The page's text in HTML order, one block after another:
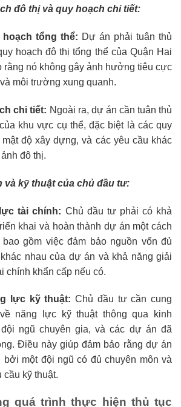
đô thị và quy hoạch chi tiết:
tổng thể: Dự án phải tuân thủ
hoạch đô thị tổng thể của Quận Hai
rằng nó không gây ảnh hưởng tiêu cực
môi trường xung quanh.
chi tiết: Ngoài ra, dự án cần tuân thủ
khu vực cụ thể, đặc biệt là các quy
độ xây dựng, và các yêu cầu khác
đô thị.
và kỹ thuật của chủ đầu tư:
tài chính: Chủ đầu tư phải có khả
khai và hoàn thành dự án một cách
gồm việc đảm bảo nguồn vốn đủ
nhau của dự án và khả năng giải
chính khẩn cấp nếu có.
lực kỹ thuật: Chủ đầu tư cần cung
năng lực kỹ thuật thông qua kinh
ngũ chuyên gia, và các dự án đã
Điều này giúp đảm bảo rằng dự án
một đội ngũ có đủ chuyên môn và
cầu kỹ thuật.
quá trình thực hiện thủ tục